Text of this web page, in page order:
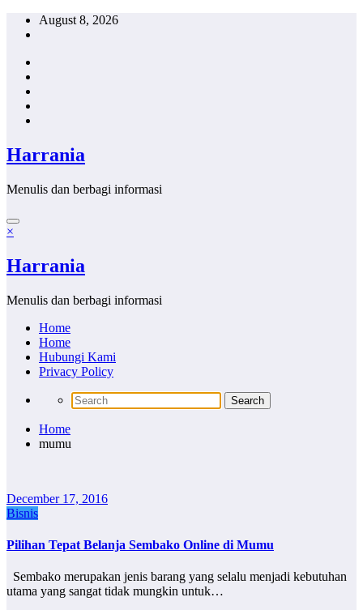
Skip
August 8, 2026
Harrania
Menulis dan berbagi informasi
×
Harrania
Menulis dan berbagi informasi
Home
Home
Hubungi Kami
Privacy Policy
Home
mumu
December 17, 2016
Bisnis
Pilihan Tepat Belanja Sembako Online di Mumu
Sembako merupakan jenis barang yang selalu menjadi kebutuhan
utama yang sangat tidak mungkin untuk…